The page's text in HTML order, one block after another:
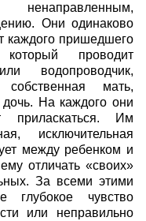
ненаправленным,
Они одинаково
каждого пришедшего
проводит
водопроводчик,
мать,
На каждого они
Им
исключительная
между ребенком и
отличать «своих»
За всеми этими
глубокое чувство
или неправильно